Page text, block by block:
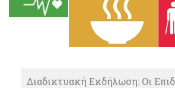
Διαδικτυακή Εκδήλωση: Οι